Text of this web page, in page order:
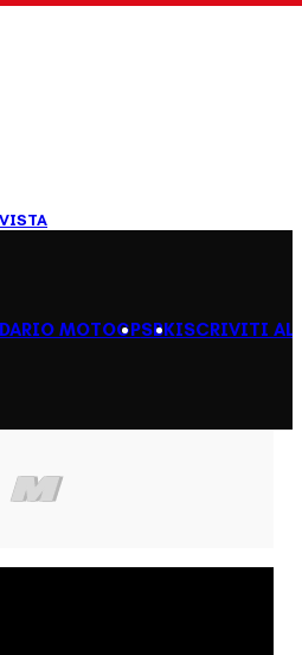
MOTOGPSBKISCRIVITI AL